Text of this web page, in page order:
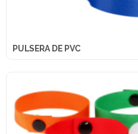
PULSERA DE PVC